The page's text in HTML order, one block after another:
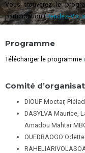
Vous trouverez le
participation (Rendez-Vous
Programme
Télécharger le programme
Comité
DIOUF Moctar,
DASYLVA Maurice,
Amadou Mahtar
OUEDRAOGO